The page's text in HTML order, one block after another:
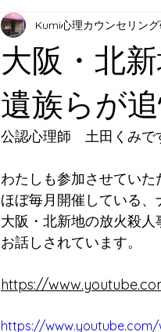
大阪・北
遺族らが
Kumi心理カウンセリン
公認心理師　土田くみで
わたしも参加させていた
ほぼ毎月開催している、
大阪・北新地の放火殺
お話しされています。
https://
https://www.youtube.com/